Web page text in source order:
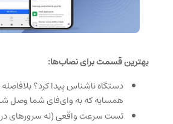
بهترین قسمت برای نصاب‌ها:
دستگاه ناشناس پیدا کرد؟
همسایه که به وای‌فای شما وصل
تست سرعت واقعی (نه سرورهای